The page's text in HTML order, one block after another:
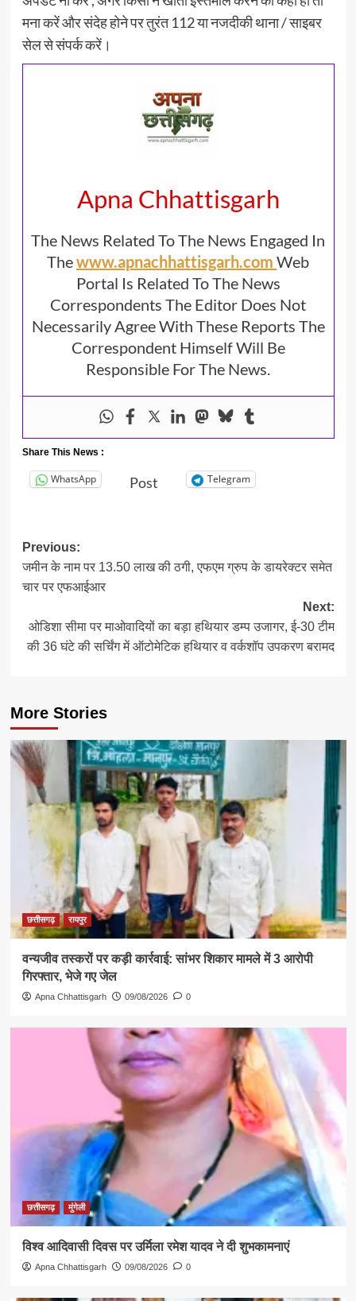
मना करें और संदेह होने पर तुरंत 112 या नजदीकी थाना / साइबर
सेल से संपर्क करें।
Apna Chhattisgarh
The News Related To The News Engaged In
Thewww.apnachhattisgarh.com Web
Portal Is Related To The News
Correspondents The Editor Does Not
Necessarily Agree With These Reports The
Correspondent Himself Will Be
Responsible For The News.
Share This News :
WhatsApp Post Telegram
Post
navigation
Previous:
जमीन के नाम पर 13.50 लाख की ठगी, एफएम ग्रुप के डायरेक्टर समेत
चार पर एफआईआर
Next:
ओडिशा सीमा पर माओवादियों का बड़ा हथियार डम्प उजागर, ई-30 टीम
की 36 घंटे की सर्चिंग में ऑटोमेटिक हथियार व वर्कशॉप उपकरण बरामद
More Stories
छत्तीसगढ़ रायपुर
वन्यजीव तस्करों पर कड़ी कार्रवाई: सांभर शिकार मामले में 3 आरोपी
गिरफ्तार, भेजे गए जेल
Apna Chhattisgarh 09/08/2026 0
छत्तीसगढ़ मुंगेली
विश्व आदिवासी दिवस पर उर्मिला रमेश यादव ने दी शुभकामनाएं
Apna Chhattisgarh 09/08/2026 0